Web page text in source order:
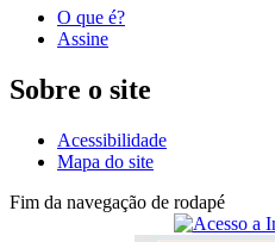
O que é?
Assine
Sobre o site
Acessibilidade
Mapa do site
Fim da navegação de rodapé